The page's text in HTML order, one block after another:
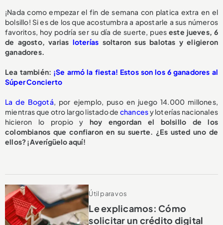
¡Nada como empezar el fin de semana con platica extra en el
bolsillo! Si es de los que acostumbra a apostarle a sus números
favoritos, hoy podría ser su día de suerte, pueseste jueves, 6
de agosto, varias loterías soltaron sus balotas y eligieron
ganadores.
Lea también: ¡Se armó la fiesta! Estos son los 6 ganadores al
Súper Concierto
La de Bogotá, por ejemplo, puso en juego 14.000 millones,
mientras que otro largo listado de chancesy loterías nacionales
hicieron lo propio y hoy engordan el bolsillo de los
colombianos que confiaron en su suerte. ¿Es usted uno de
ellos? ¡Averígüelo aquí!
Útil para vos
Le explicamos: Cómo
solicitar un crédito digital